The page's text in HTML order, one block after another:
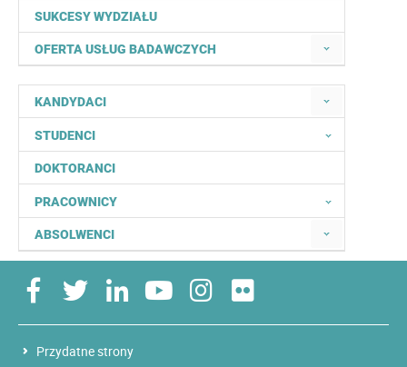
SUKCESY WYDZIAŁU
OFERTA USŁUG BADAWCZYCH
KANDYDACI
STUDENCI
DOKTORANCI
PRACOWNICY
ABSOLWENCI
Przydatne strony